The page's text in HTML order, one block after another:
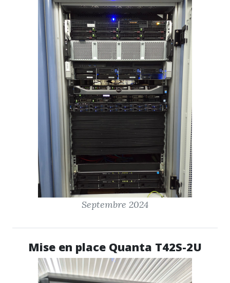
Septembre 2024
Mise en place Quanta T42S-2U